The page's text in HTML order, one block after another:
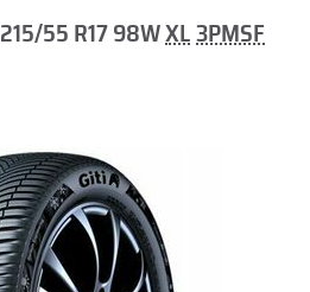
55 R17 98WXL 3PMSF